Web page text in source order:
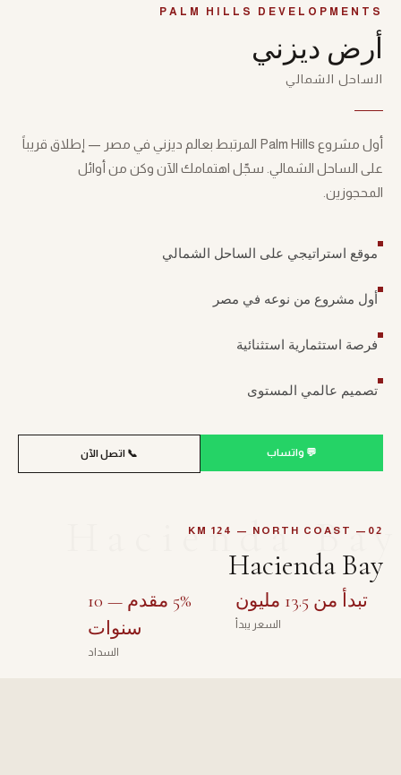
PALM HILLS DEVELOPMENTS
أرض ديزني
الساحل الشمالي
أول مشروع Palm Hills المرتبط بعالم ديزني في مصر — إطلاق قريباً
على الساحل الشمالي. سجّل اهتمامك الآن وكن من أوائل
المحجوزين.
موقع استراتيجي على الساحل الشمالي
أول مشروع من نوعه في مصر
فرصة استثمارية استثنائية
تصميم عالمي المستوى
💬 واتساب 📞 اتصل الآن
Hacienda Bay
02— KM 124 — NORTH COAST
Hacienda Bay
تبدأ من 13.5 مليون
السعر يبدأ
5% مقدم — 10
سنوات
السداد